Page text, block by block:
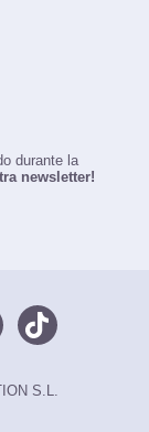
durante la
newsletter!
S.L.